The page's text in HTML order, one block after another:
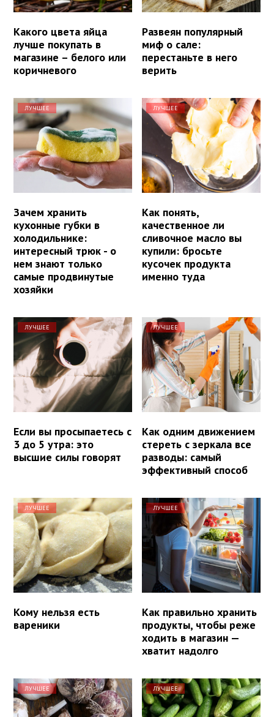
Какого цвета яйца
лучше покупать в
магазине – белого или
коричневого
Развеян популярный
миф о сале:
перестаньте в него
верить
ЛУЧШЕЕ
Зачем хранить
кухонные губки в
холодильнике:
интересный трюк - о
нем знают только
самые продвинутые
хозяйки
ЛУЧШЕЕ
Как понять,
качественное ли
сливочное масло вы
купили: бросьте
кусочек продукта
именно туда
ЛУЧШЕЕ
Если вы просыпаетесь с
3 до 5 утра: это
высшие силы говорят
ЛУЧШЕЕ
Как одним движением
стереть с зеркала все
разводы: самый
эффективный способ
ЛУЧШЕЕ
Кому нельзя есть
вареники
ЛУЧШЕЕ
Как правильно хранить
продукты, чтобы реже
ходить в магазин —
хватит надолго
ЛУЧШЕЕ ЛУЧШЕЕ